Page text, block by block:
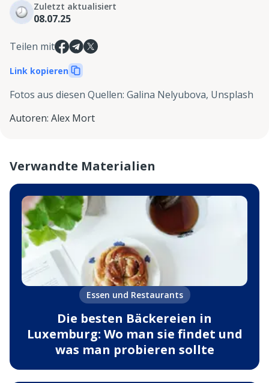
Zuletzt aktualisiert
08.07.25
Teilen mit
Link kopieren
Fotos aus diesen Quellen: Galina Nelyubova, Unsplash
Autoren: Alex Mort
Verwandte Materialien
Essen und Restaurants
Die besten Bäckereien in
Luxemburg: Wo man sie findet und
was man probieren sollte